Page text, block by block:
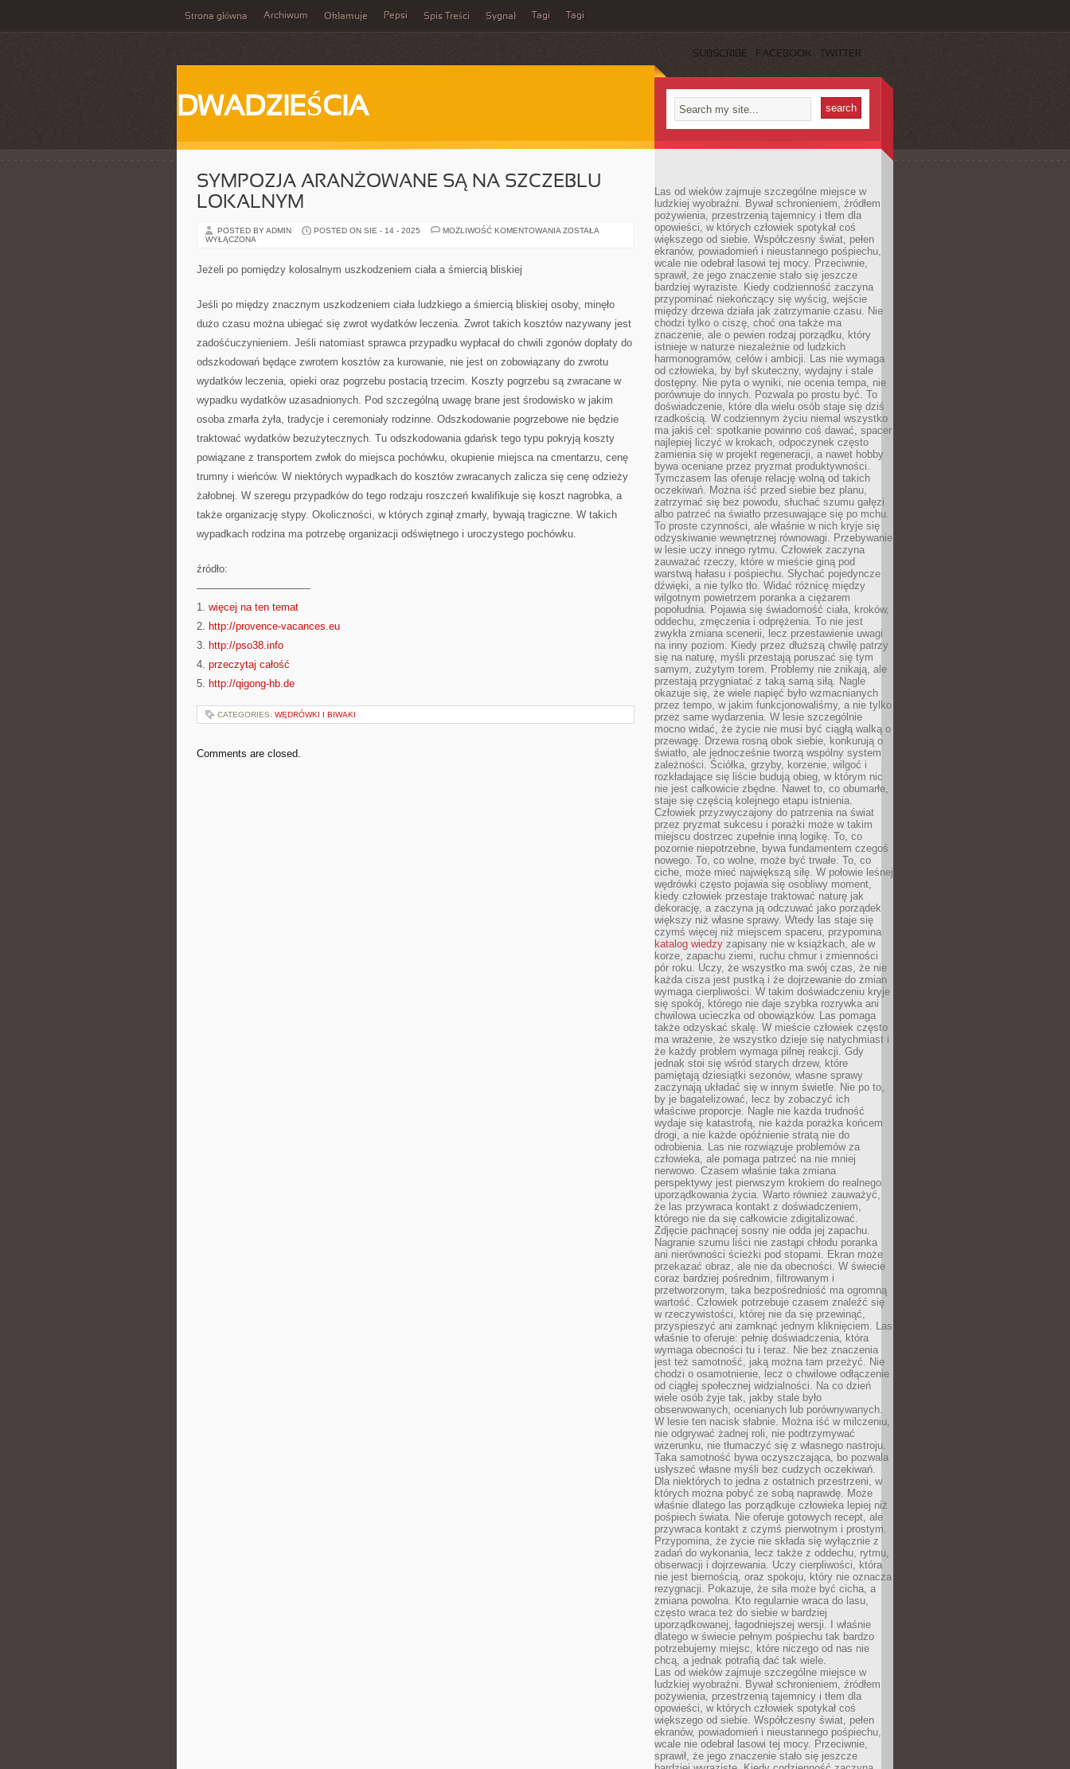
Strona główna Archiwum Okłamuje Pepsi Spis Treści Sygnał Tagi Tagi
SUBSCRIBE FACEBOOK TWITTER
DWADZIEŚCIA
SYMPOZJA ARANŻOWANE SĄ NA SZCZEBLU
LOKALNYM
POSTED BY ADMIN POSTED ON SIE - 14 - 2025 MOŻLIWOŚĆ KOMENTOWANIA SYMPOZJA
ZOSTAŁA
WYŁĄCZONA
Jeżeli po pomiędzy kolosalnym uszkodzeniem ciała a śmiercią bliskiej
Jeśli po między znacznym uszkodzeniem ciała ludzkiego a śmiercią bliskiej osoby, minęło
dużo czasu można ubiegać się zwrot wydatków leczenia. Zwrot takich kosztów nazywany jest
zadośćuczynieniem. Jeśli natomiast sprawca przypadku wypłacał do chwili zgonów dopłaty do
odszkodowań będące zwrotem kosztów za kurowanie, nie jest on zobowiązany do zwrotu
wydatków leczenia, opieki oraz pogrzebu postacią trzecim. Koszty pogrzebu są zwracane w
wypadku wydatków uzasadnionych. Pod szczególną uwagę brane jest środowisko w jakim
osoba zmarła żyła, tradycje i ceremoniały rodzinne. Odszkodowanie pogrzebowe nie będzie
traktować wydatków bezużytecznych. Tu odszkodowania gdańsk tego typu pokryją koszty
powiązane z transportem zwłok do miejsca pochówku, okupienie miejsca na cmentarzu, cenę
trumny i wieńców. W niektórych wypadkach do kosztów zwracanych zalicza się cenę odzieży
żałobnej. W szeregu przypadków do tego rodzaju roszczeń kwalifikuje się koszt nagrobka, a
także organizację stypy. Okoliczności, w których zginął zmarły, bywają tragiczne. W takich
wypadkach rodzina ma potrzebę organizacji odświętnego i uroczystego pochówku.
źródło:
———————————
1. więcej na ten temat
2. http://provence-vacances.eu
3. http://pso38.info
4. przeczytaj całość
5. http://qigong-hb.de
CATEGORIES: WĘDRÓWKI I BIWAKI
Comments are closed.
Las od wieków zajmuje szczególne miejsce w
ludzkiej wyobraźni. Bywał schronieniem, źródłem
pożywienia, przestrzenią tajemnicy i tłem dla
opowieści, w których człowiek spotykał coś
większego od siebie. Współczesny świat, pełen
ekranów, powiadomień i nieustannego pośpiechu,
wcale nie odebrał lasowi tej mocy. Przeciwnie,
sprawił, że jego znaczenie stało się jeszcze
bardziej wyraziste. Kiedy codzienność zaczyna
przypominać niekończący się wyścig, wejście
między drzewa działa jak zatrzymanie czasu. Nie
chodzi tylko o ciszę, choć ona także ma
znaczenie, ale o pewien rodzaj porządku, który
istnieje w naturze niezależnie od ludzkich
harmonogramów, celów i ambicji. Las nie wymaga
od człowieka, by był skuteczny, wydajny i stale
dostępny. Nie pyta o wyniki, nie ocenia tempa, nie
porównuje do innych. Pozwala po prostu być. To
doświadczenie, które dla wielu osób staje się dziś
rzadkością. W codziennym życiu niemal wszystko
ma jakiś cel: spotkanie powinno coś dawać, spacer
najlepiej liczyć w krokach, odpoczynek często
zamienia się w projekt regeneracji, a nawet hobby
bywa oceniane przez pryzmat produktywności.
Tymczasem las oferuje relację wolną od takich
oczekiwań. Można iść przed siebie bez planu,
zatrzymać się bez powodu, słuchać szumu gałęzi
albo patrzeć na światło przesuwające się po mchu.
To proste czynności, ale właśnie w nich kryje się
odzyskiwanie wewnętrznej równowagi. Przebywanie
w lesie uczy innego rytmu. Człowiek zaczyna
zauważać rzeczy, które w mieście giną pod
warstwą hałasu i pośpiechu. Słychać pojedyncze
dźwięki, a nie tylko tło. Widać różnicę między
wilgotnym powietrzem poranka a ciężarem
popołudnia. Pojawia się świadomość ciała, kroków,
oddechu, zmęczenia i odprężenia. To nie jest
zwykła zmiana scenerii, lecz przestawienie uwagi
na inny poziom. Kiedy przez dłuższą chwilę patrzy
się na naturę, myśli przestają poruszać się tym
samym, zużytym torem. Problemy nie znikają, ale
przestają przygniatać z taką samą siłą. Nagle
okazuje się, że wiele napięć było wzmacnianych
przez tempo, w jakim funkcjonowaliśmy, a nie tylko
przez same wydarzenia. W lesie szczególnie
mocno widać, że życie nie musi być ciągłą walką o
przewagę. Drzewa rosną obok siebie, konkurują o
światło, ale jednocześnie tworzą wspólny system
zależności. Ściółka, grzyby, korzenie, wilgoć i
rozkładające się liście budują obieg, w którym nic
nie jest całkowicie zbędne. Nawet to, co obumarłe,
staje się częścią kolejnego etapu istnienia.
Człowiek przyzwyczajony do patrzenia na świat
przez pryzmat sukcesu i porażki może w takim
miejscu dostrzec zupełnie inną logikę. To, co
pozornie niepotrzebne, bywa fundamentem czegoś
nowego. To, co wolne, może być trwałe. To, co
ciche, może mieć największą siłę. W połowie leśnej
wędrówki często pojawia się osobliwy moment,
kiedy człowiek przestaje traktować naturę jak
dekorację, a zaczyna ją odczuwać jako porządek
większy niż własne sprawy. Wtedy las staje się
czymś więcej niż miejscem spaceru, przypomina
katalog wiedzy zapisany nie w książkach, ale w
korze, zapachu ziemi, ruchu chmur i zmienności
pór roku. Uczy, że wszystko ma swój czas, że nie
każda cisza jest pustką i że dojrzewanie do zmian
wymaga cierpliwości. W takim doświadczeniu kryje
się spokój, którego nie daje szybka rozrywka ani
chwilowa ucieczka od obowiązków. Las pomaga
także odzyskać skalę. W mieście człowiek często
ma wrażenie, że wszystko dzieje się natychmiast i
że każdy problem wymaga pilnej reakcji. Gdy
jednak stoi się wśród starych drzew, które
pamiętają dziesiątki sezonów, własne sprawy
zaczynają układać się w innym świetle. Nie po to,
by je bagatelizować, lecz by zobaczyć ich
właściwe proporcje. Nagle nie każda trudność
wydaje się katastrofą, nie każda porażka końcem
drogi, a nie każde opóźnienie stratą nie do
odrobienia. Las nie rozwiązuje problemów za
człowieka, ale pomaga patrzeć na nie mniej
nerwowo. Czasem właśnie taka zmiana
perspektywy jest pierwszym krokiem do realnego
uporządkowania życia. Warto również zauważyć,
że las przywraca kontakt z doświadczeniem,
którego nie da się całkowicie zdigitalizować.
Zdjęcie pachnącej sosny nie odda jej zapachu.
Nagranie szumu liści nie zastąpi chłodu poranka
ani nierówności ścieżki pod stopami. Ekran może
przekazać obraz, ale nie da obecności. W świecie
coraz bardziej pośrednim, filtrowanym i
przetworzonym, taka bezpośredniość ma ogromną
wartość. Człowiek potrzebuje czasem znaleźć się
w rzeczywistości, której nie da się przewinąć,
przyspieszyć ani zamknąć jednym kliknięciem. Las
właśnie to oferuje: pełnię doświadczenia, która
wymaga obecności tu i teraz. Nie bez znaczenia
jest też samotność, jaką można tam przeżyć. Nie
chodzi o osamotnienie, lecz o chwilowe odłączenie
od ciągłej społecznej widzialności. Na co dzień
wiele osób żyje tak, jakby stale było
obserwowanych, ocenianych lub porównywanych.
W lesie ten nacisk słabnie. Można iść w milczeniu,
nie odgrywać żadnej roli, nie podtrzymywać
wizerunku, nie tłumaczyć się z własnego nastroju.
Taka samotność bywa oczyszczająca, bo pozwala
usłyszeć własne myśli bez cudzych oczekiwań.
Dla niektórych to jedna z ostatnich przestrzeni, w
których można pobyć ze sobą naprawdę. Może
właśnie dlatego las porządkuje człowieka lepiej niż
pośpiech świata. Nie oferuje gotowych recept, ale
przywraca kontakt z czymś pierwotnym i prostym.
Przypomina, że życie nie składa się wyłącznie z
zadań do wykonania, lecz także z oddechu, rytmu,
obserwacji i dojrzewania. Uczy cierpliwości, która
nie jest biernością, oraz spokoju, który nie oznacza
rezygnacji. Pokazuje, że siła może być cicha, a
zmiana powolna. Kto regularnie wraca do lasu,
często wraca też do siebie w bardziej
uporządkowanej, łagodniejszej wersji. I właśnie
dlatego w świecie pełnym pośpiechu tak bardzo
potrzebujemy miejsc, które niczego od nas nie
chcą, a jednak potrafią dać tak wiele.
Las od wieków zajmuje szczególne miejsce w
ludzkiej wyobraźni. Bywał schronieniem, źródłem
pożywienia, przestrzenią tajemnicy i tłem dla
opowieści, w których człowiek spotykał coś
większego od siebie. Współczesny świat, pełen
ekranów, powiadomień i nieustannego pośpiechu,
wcale nie odebrał lasowi tej mocy. Przeciwnie,
sprawił, że jego znaczenie stało się jeszcze